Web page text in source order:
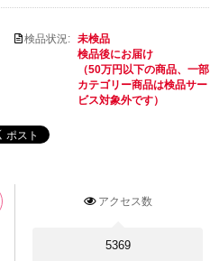
検品状況: 未検品
検品後にお届け
（50万円以下の商品、一部
カテゴリー商品は検品サー
ビス対象外です）
アクセス数
5369